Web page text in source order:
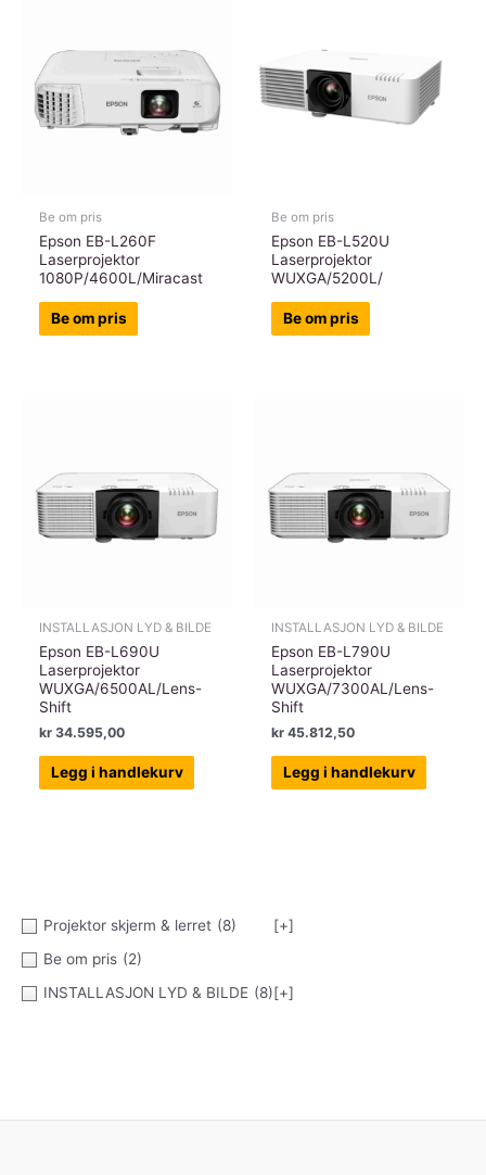
Projektor skjerm & lerret (8)
[+]
Be om pris (2)
INSTALLASJON LYD & BILDE (8)[+]
Be om pris
Epson EB-L260F
Laserprojektor
1080P/4600L/Miracast
Be om pris
Be om pris
Epson EB-L520U
Laserprojektor
WUXGA/5200L/
Be om pris
INSTALLASJON LYD & BILDE
Epson EB-L690U
Laserprojektor
WUXGA/6500AL/Lens-
Shift
kr 34.595,00
Legg i handlekurv
INSTALLASJON LYD & BILDE
Epson EB-L790U
Laserprojektor
WUXGA/7300AL/Lens-
Shift
kr 45.812,50
Legg i handlekurv